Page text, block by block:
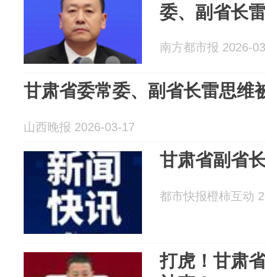
委、副省长
南方都市报 2026-
甘肃省委常委、副省长雷思维
山西晚报 2026-03-17
甘肃省副省
都市快报橙柿互动
打虎！甘肃